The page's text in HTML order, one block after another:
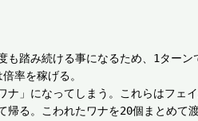
踏み続ける事になるため、1ターン
率を稼げる。
」になってしまう。これらはフェ
る。こわれたワナを20個まとめ